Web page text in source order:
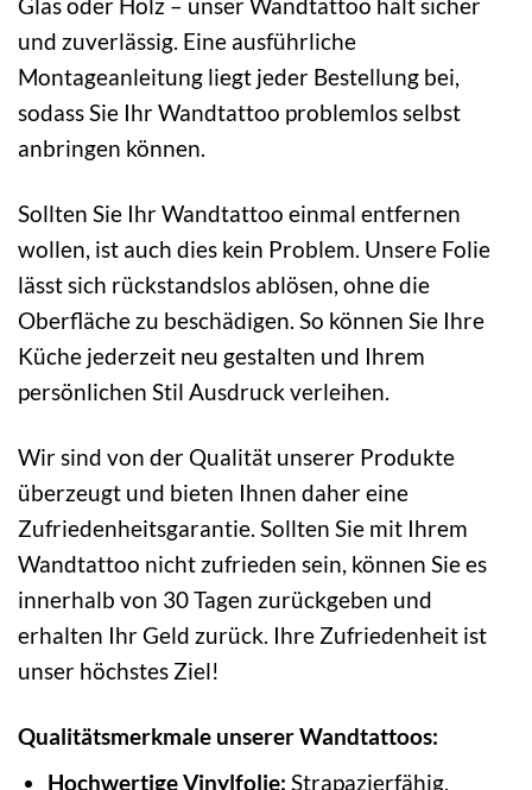
und zuverlässig. Eine ausführliche
Montageanleitung liegt jeder Bestellung bei,
sodass Sie Ihr Wandtattoo problemlos selbst
anbringen können.
Sollten Sie Ihr Wandtattoo einmal entfernen
wollen, ist auch dies kein Problem. Unsere Folie
lässt sich rückstandslos ablösen, ohne die
Oberfläche zu beschädigen. So können Sie Ihre
Küche jederzeit neu gestalten und Ihrem
persönlichen Stil Ausdruck verleihen.
Wir sind von der Qualität unserer Produkte
überzeugt und bieten Ihnen daher eine
Zufriedenheitsgarantie. Sollten Sie mit Ihrem
Wandtattoo nicht zufrieden sein, können Sie es
innerhalb von 30 Tagen zurückgeben und
erhalten Ihr Geld zurück. Ihre Zufriedenheit ist
unser höchstes Ziel!
Qualitätsmerkmale unserer Wandtattoos:
Hochwertige Vinylfolie: Strapazierfähig,